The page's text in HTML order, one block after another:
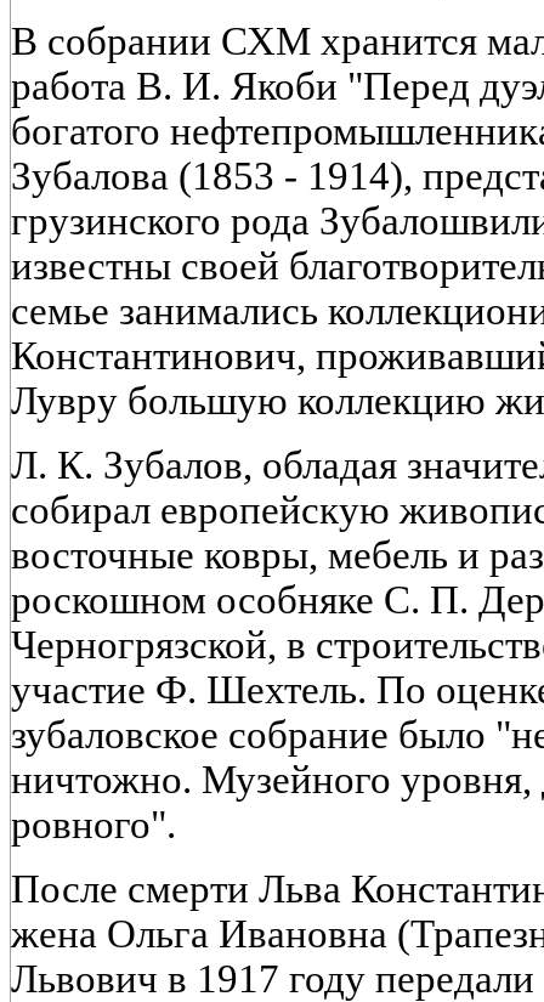
В собрании СХМ хранится
работа В. И. Якоби "Перед
богатого
Зубалова (1853 - 1914),
грузинского рода
известны своей
семье занимались
Константинович,
Лувру большую коллекцию
Л. К. Зубалов, обладая
собирал европейскую
восточные ковры, мебель и
роскошном особняке С. П.
Черногрязской, в
участие Ф. Шехтель. По
зубаловское собрание было
ничтожно. Музейного уровня,
ровного".
После смерти Льва
жена Ольга Ивановна
Львович в 1917 году